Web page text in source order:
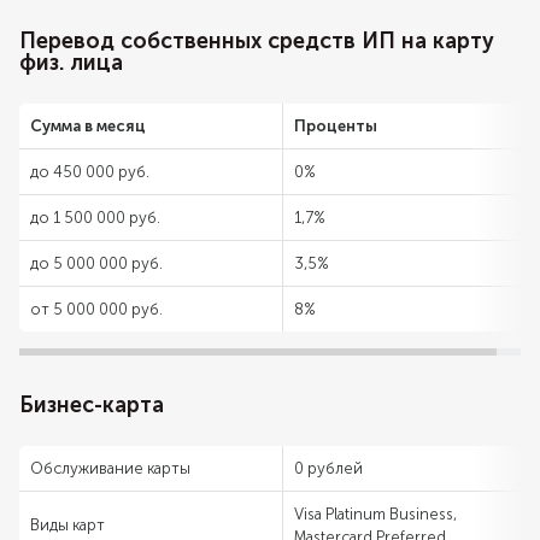
Перевод собственных средств ИП на карту
физ. лица
Сумма в месяц Проценты
до 450 000 руб. 0%
до 1 500 000 руб. 1,7%
до 5 000 000 руб. 3,5%
от 5 000 000 руб. 8%
Бизнес-карта
Обслуживание карты 0 рублей
Виды карт
Visa Platinum Business,